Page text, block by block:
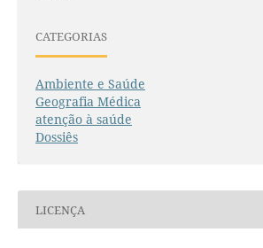
CATEGORIAS
Ambiente e Saúde
Geografia Médica
atenção à saúde
Dossiês
LICENÇA